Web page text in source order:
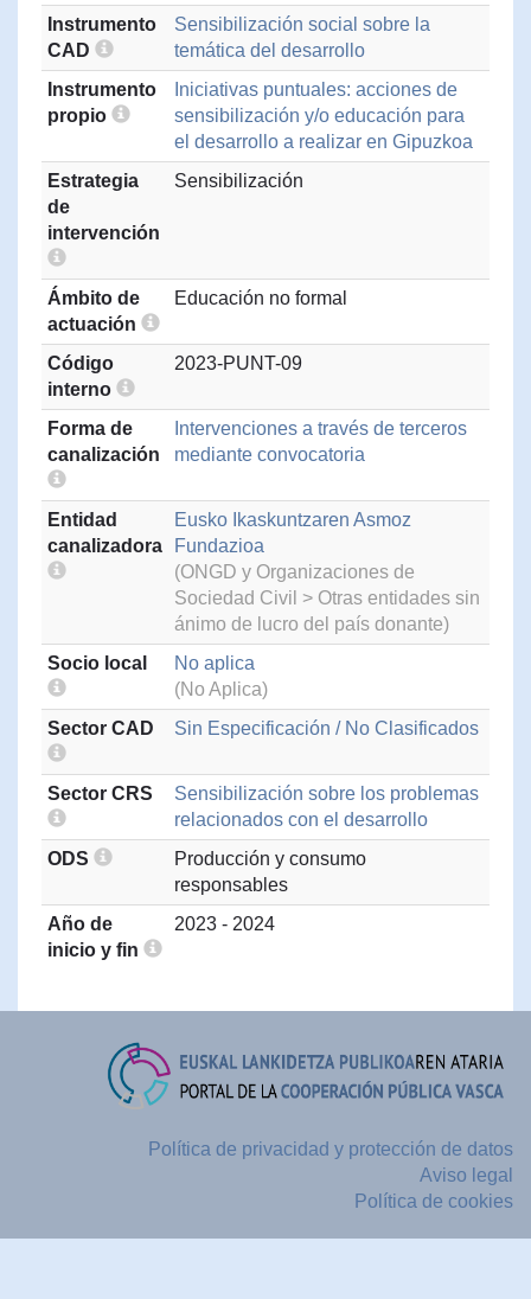
Instrumento
CAD
Sensibilización social sobre la
temática del desarrollo
Instrumento
propio
Iniciativas puntuales: acciones de
sensibilización y/o educación para
el desarrollo a realizar en Gipuzkoa
Estrategia
de
intervención
Sensibilización
Ámbito de
actuación
Educación no formal
Código
interno
2023-PUNT-09
Forma de
canalización
Intervenciones a través de terceros
mediante convocatoria
Entidad
canalizadora
Eusko Ikaskuntzaren Asmoz
Fundazioa
(ONGD y Organizaciones de
Sociedad Civil > Otras entidades sin
ánimo de lucro del país donante)
Socio local
No aplica
(No Aplica)
Sector CAD
Sin Especificación / No Clasificados
Sector CRS
Sensibilización sobre los problemas
relacionados con el desarrollo
ODS
Producción y consumo
responsables
Año de
inicio y fin
2023 - 2024
Política de privacidad y protección de datos
Aviso legal
Política de cookies